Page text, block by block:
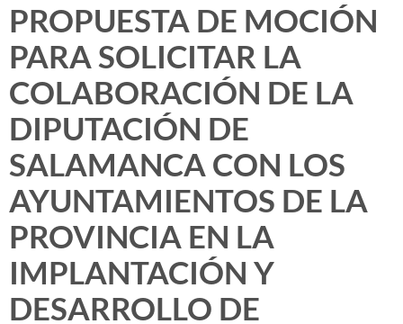
PROPUESTA DE MOCIÓN
PARA SOLICITAR LA
COLABORACIÓN DE LA
DIPUTACIÓN DE
SALAMANCA CON LOS
AYUNTAMIENTOS DE LA
PROVINCIA EN LA
IMPLANTACIÓN Y
DESARROLLO DE